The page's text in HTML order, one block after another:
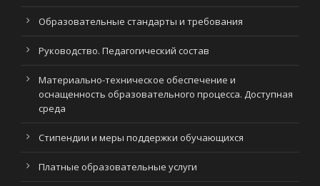
Образовательные стандарты и требования
Руководство. Педагогический состав
Материально-техническое обеспечение и
оснащенность образовательного процесса. Доступная
среда
Стипендии и меры поддержки обучающихся
Платные образовательные услуги